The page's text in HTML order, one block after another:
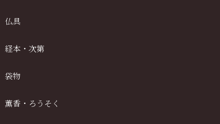
仏具
経本・次第
袋物
薫香・ろうそく